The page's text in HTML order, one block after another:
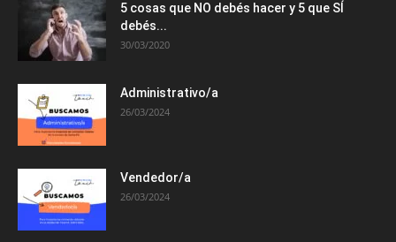
5 cosas que NO debés hacer y 5 que SÍ
debés...
30/03/2020
Administrativo/a
26/03/2024
Vendedor/a
26/03/2024